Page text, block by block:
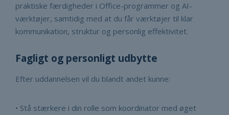
praktiske færdigheder i Office-programmer og AI-
værktøjer, samtidig med at du får værktøjer til klar
kommunikation, struktur og personlig effektivitet.
Fagligt og personligt udbytte
Efter uddannelsen vil du blandt andet kunne:
• Stå stærkere i din rolle som koordinator med øget